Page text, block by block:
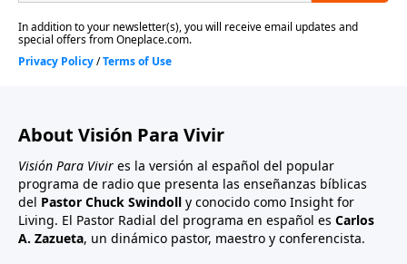
About Visión Para Vivir
Visión Para Vivir es la versión al español del popular
programa de radio que presenta las enseñanzas bíblicas
del Pastor Chuck Swindoll y conocido como Insight for
Living. El Pastor Radial del programa en español es Carlos
A. Zazueta, un dinámico pastor, maestro y conferencista.